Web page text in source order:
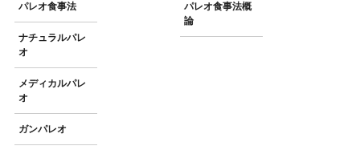
パレオ食事法
ナチュラルパレ
オ
メディカルパレ
オ
ガンパレオ
パレオ食事法概
論